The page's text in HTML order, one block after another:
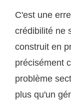
C'est une
crédibilité ne
construit en
précisément
problème
plus qu'un